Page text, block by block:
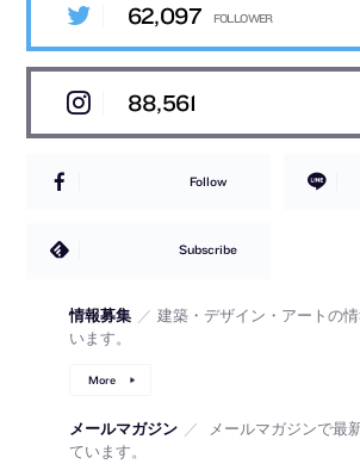
62,097
88,561
Follow
Subscribe
情報募集 ／ 建築・デザイン・アートの
います。
More
メールマガジン ／
メールマガジンで最
ています。